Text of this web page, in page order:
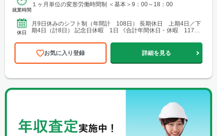
就業時間
１ヶ月単位の変形労働時間制 ＜基本＞9：00～18：00
休日
月9日休みのシフト制（年間計 108日） 長期休日 上期4日／下
期4日（計8日） 記念日休暇 1日 《合計年間休日・休暇 117
お気に入り登録 詳細を見る